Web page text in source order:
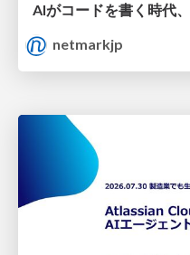
netmarkjp